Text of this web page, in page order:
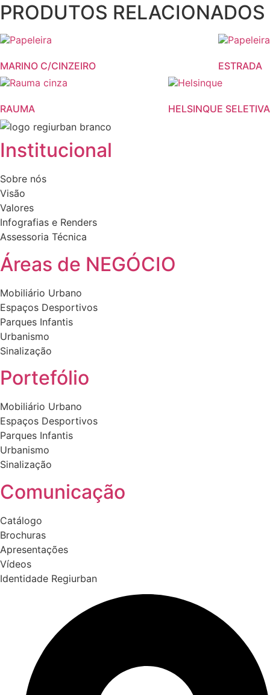
PRODUTOS RELACIONADOS
MARINO C/CINZEIRO ESTRADA
RAUMA
This
has
multiple
variants.
The
may
be
chosen
on
the
product
page
HELSINQUE SELETIVA
This
has
product
page
Institucional
Sobre nós
Visão
Valores
Infografias e Renders
Assessoria Técnica
Áreas de NEGÓCIO
Mobiliário Urbano
Espaços Desportivos
Parques Infantis
Urbanismo
Sinalização
Portefólio
Mobiliário Urbano
Espaços Desportivos
Parques Infantis
Urbanismo
Sinalização
Comunicação
Catálogo
Brochuras
Apresentações
Vídeos
Identidade Regiurban